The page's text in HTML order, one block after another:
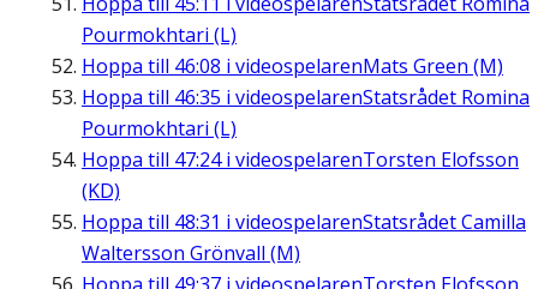
Pourmokhtari (L)
Hoppa till 46:08 i videospelarenMats Green (M)
Hoppa till 46:35 i videospelarenStatsrådet Romina
Pourmokhtari (L)
Hoppa till 47:24i videospelarenTorsten Elofsson
(KD)
Hoppa till 48:31 i videospelarenStatsrådet Camilla
Waltersson Grönvall (M)